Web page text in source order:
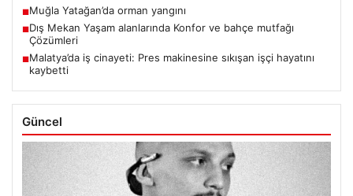
■Muğla Yatağan’da orman yangını
■Dış Mekan Yaşam alanlarında Konfor ve bahçe mutfağı
Çözümleri
■Malatya’da iş cinayeti: Pres makinesine sıkışan işçi hayatını
kaybetti
Güncel